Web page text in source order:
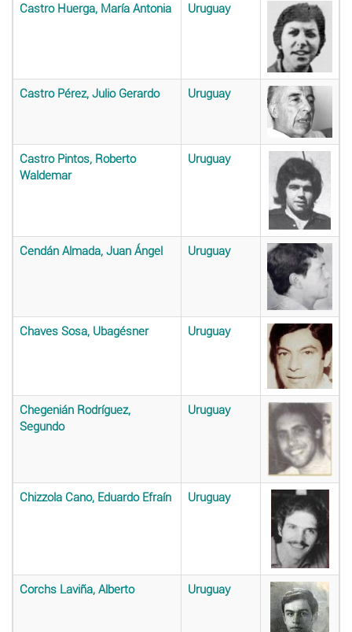
Castro Huerga, María Antonia Uruguay
Castro Pérez, Julio Gerardo Uruguay
Castro Pintos, Roberto
Waldemar
Uruguay
Cendán Almada, Juan Ángel Uruguay
Chaves Sosa, Ubagésner Uruguay
Chegenián Rodríguez,
Segundo
Uruguay
Chizzola Cano, Eduardo Efraín Uruguay
Corchs Laviña, Alberto Uruguay